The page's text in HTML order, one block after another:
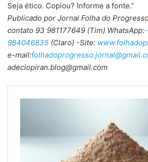
Seja ético. Copiou? Informe a fonte.”
Publicado por Jornal Folha do
contato 93 981177649 (Tim) WhatsApp:
984046835 (Claro) -Site:
e-mail:
adeciopiran.blog@gmail.com